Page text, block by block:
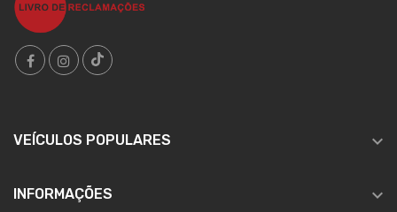
VEÍCULOS POPULARES 
INFORMAÇÕES 